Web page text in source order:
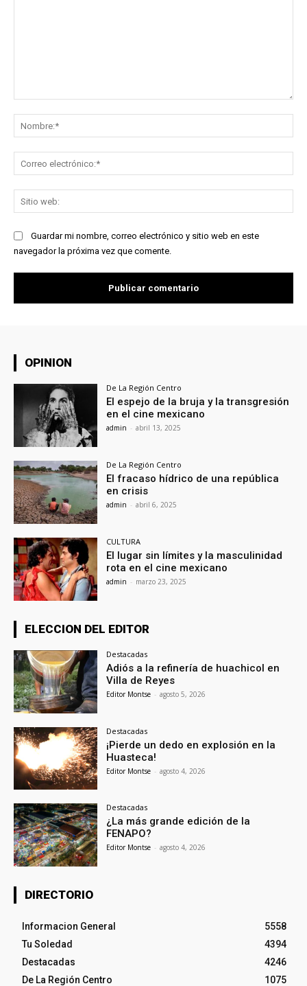
Guardar mi nombre, correo electrónico y sitio web en este
navegador la próxima vez que comente.
OPINION
De La Región Centro
El espejo de la bruja y la transgresión
en el cine mexicano
admin - abril 13, 2025
De La Región Centro
El fracaso hídrico de una república
en crisis
admin - abril 6, 2025
CULTURA
El lugar sin límites y la masculinidad
rota en el cine mexicano
admin - marzo 23, 2025
ELECCION DEL EDITOR
Destacadas
Adiós a la refinería de huachicol en
Villa de Reyes
Editor Montse - agosto 5, 2026
Destacadas
¡Pierde un dedo en explosión en la
Huasteca!
Editor Montse - agosto 4, 2026
Destacadas
¿La más grande edición de la
FENAPO?
Editor Montse - agosto 4, 2026
DIRECTORIO
Informacion General
5558
Tu Soledad
4394
Destacadas
4246
De La Región Centro
1075